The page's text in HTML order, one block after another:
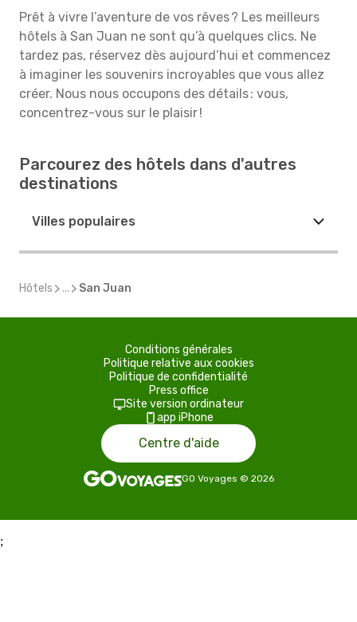
Prêt à vivre l’aventure de vos rêves ? Les meilleurs
hôtels à San Juan ne sont qu’à quelques clics. Ne
tardez pas, réservez dès aujourd’hui et commencez
à imaginer les souvenirs incroyables que vous allez
créer. Nous nous occupons des détails : vous,
concentrez-vous sur le plaisir !
Parcourez des hôtels dans d'autres
destinations
Villes populaires
Hôtels ... San Juan
Conditions générales
Politique relative aux cookies
Politique de confidentialité
Press office
Site version ordinateur
app iPhone
Centre d'aide
GO Voyages © 2026
;